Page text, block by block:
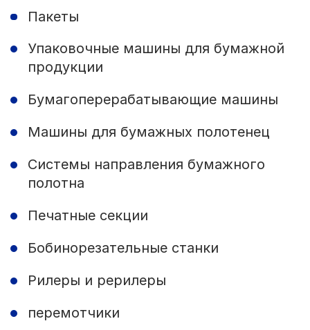
Пакеты
Упаковочные машины для бумажной
продукции
Бумагоперерабатывающие машины
Машины для бумажных полотенец
Системы направления бумажного
полотна
Печатные секции
Бобинорезательные станки
Рилеры и рерилеры
перемотчики